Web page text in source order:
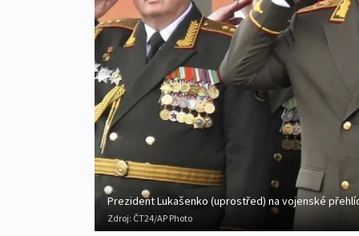
Prezident Lukašenko (uprostřed) na vojenské
Zdroj: ČT24/AP Photo